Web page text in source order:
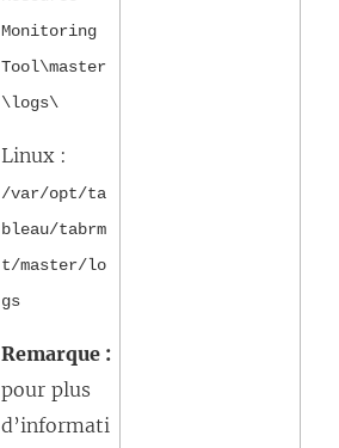
Monitoring
Tool\master
\logs\
Linux :
/var/opt/ta
bleau/tabrm
t/master/lo
gs
Remarque :
pour plus
d’informati